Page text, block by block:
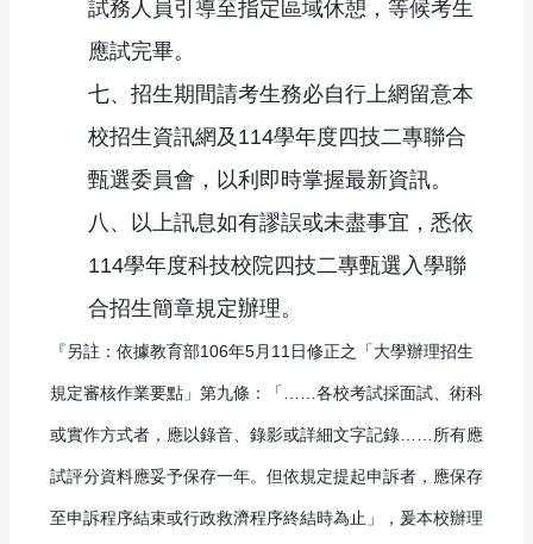
試務人員引導至指定區域休憩，等候考生
應試完畢。
七、招生期間請考生務必自行上網留意本
校招生資訊網及 114學年度四技二專聯合
甄選委員會 ，以利即時掌握最新資訊。
八、以上訊息如有謬誤或未盡事宜，悉依
114學年度科技校院四技二專甄選入學聯
合招生簡章規定辦理。
『另註：依據教育部106年5月11日修正之「大學辦理招生
規定審核作業要點」第九條：「……各校考試採面試、術科
或實作方式者，應以錄音、錄影或詳細文字記錄……所有應
試評分資料應妥予保存一年。但依規定提起申訴者，應保存
至申訴程序結束或行政救濟程序終結時為止」，爰本校辦理